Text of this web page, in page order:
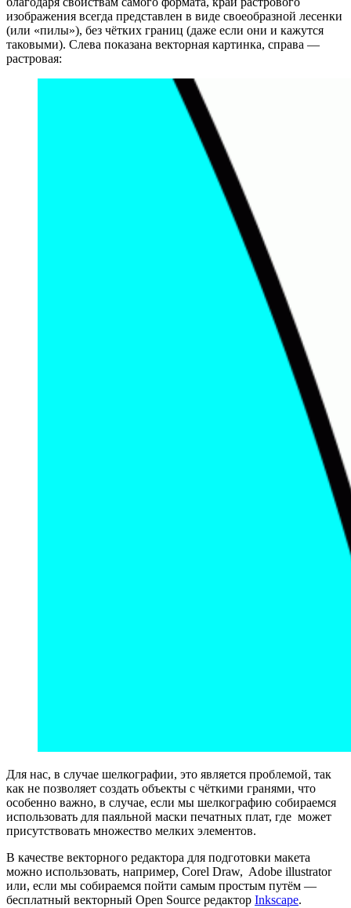
изображения всегда представлен в виде своеобразной лесенки
(или «пилы»), без чётких границ (даже если они и кажутся
таковыми). Слева показана векторная картинка, справа —
растровая:
Для нас, в случае шелкографии, это является проблемой, так
как не позволяет создать объекты с чёткими гранями, что
особенно важно, в случае, если мы шелкографию собираемся
использовать для паяльной маски печатных плат, где может
присутствовать множество мелких элементов.
В качестве векторного редактора для подготовки макета
можно использовать, например, Corel Draw, Adobe illustrator
или, если мы собираемся пойти самым простым путём —
бесплатный векторный Open Source редактор Inkscape.